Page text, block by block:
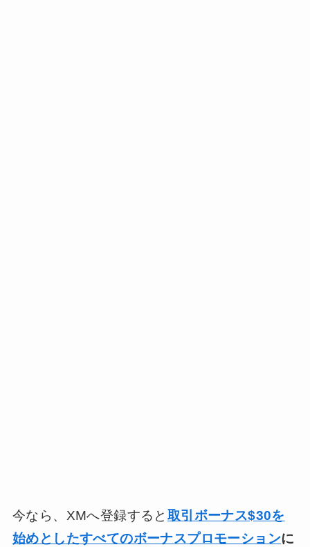
今なら、XMへ登録すると 取引ボーナス$30を
始めとしたすべてのボーナスプロモーションに